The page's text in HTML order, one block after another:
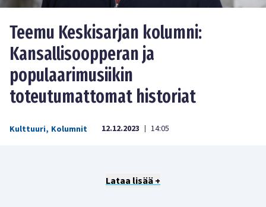
Teemu Keskisarjan kolumni:
Kansallisoopperan ja
populaarimusiikin
toteutumattomat historiat
Kulttuuri, Kolumnit 12.12.2023 | 14:05
Lataa lisää +